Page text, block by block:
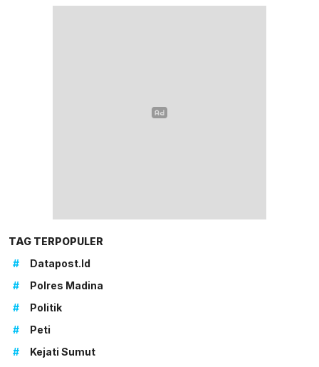
TAG TERPOPULER
#
Datapost.id
#
Polres Madina
#
Politik
#
Peti
#
Kejati Sumut